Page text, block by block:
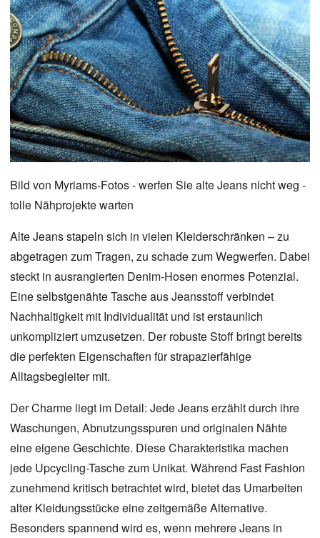
Bild von Myriams-Fotos- werfen Sie alte Jeans nicht weg -
tolle Nähprojekte warten
Alte Jeans stapeln sich in vielen Kleiderschränken – zu
abgetragen zum Tragen, zu schade zum Wegwerfen. Dabei
steckt in ausrangierten Denim-Hosen enormes Potenzial.
Eine selbstgenähte Tasche aus Jeansstoff verbindet
Nachhaltigkeit mit Individualität und ist erstaunlich
unkompliziert umzusetzen. Der robuste Stoff bringt bereits
die perfekten Eigenschaften für strapazierfähige
Alltagsbegleiter mit.
Der Charme liegt im Detail: Jede Jeans erzählt durch ihre
Waschungen, Abnutzungsspuren und originalen Nähte
eine eigene Geschichte. Diese Charakteristika machen
jede Upcycling-Tasche zum Unikat. Während Fast Fashion
zunehmend kritisch betrachtet wird, bietet das Umarbeiten
alter Kleidungsstücke eine zeitgemäße Alternative.
Besonders spannend wird es, wenn mehrere Jeans in